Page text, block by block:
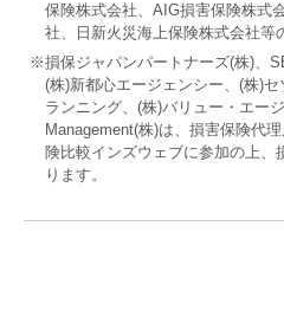
保険株式会社、AIG損害保険株式
社、日新火災海上保険株式会社等
※損保ジャパンパートナーズ(株)、
(株)新都心エージェンシー、(株)
ランニング、(株)バリュー・エー
Management(株)は、損害保険代
険比較インズウェブに参加の上、
ります。